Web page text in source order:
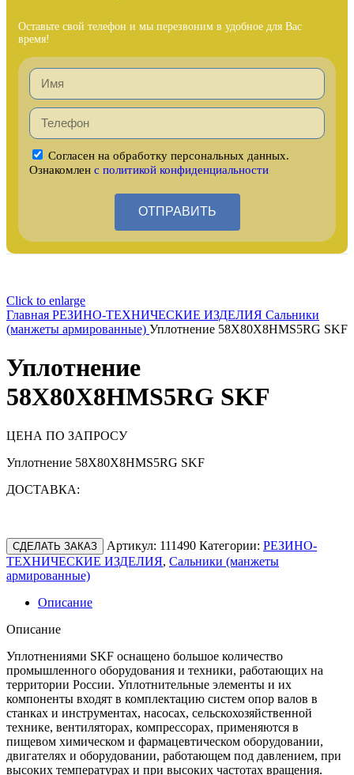
Оставьте свой телефон и мы перезвоним в удобное для Вас
время!
Согласен на обработку персональных данных.
Ознакомлен с политикой конфиденциальности
ОТПРАВИТЬ
Click to enlarge
Главная РЕЗИНО-ТЕХНИЧЕСКИЕ ИЗДЕЛИЯ Сальники
(манжеты армированные) Уплотнение 58X80X8HMS5RG SKF
Уплотнение
58X80X8HMS5RG SKF
ЦЕНА ПО ЗАПРОСУ
Уплотнение 58X80X8HMS5RG SKF
ДОСТАВКА:
СДЕЛАТЬ ЗАКАЗ Артикул: 111490 Категории: РЕЗИНО-
ТЕХНИЧЕСКИЕ ИЗДЕЛИЯ, Сальники (манжеты
армированные)
Описание
Описание
Уплотнениями SKF оснащено большое количество
промышленного оборудования и техники, работающих на
территории России. Уплотнительные элементы и их
компоненты входят в комплектацию систем опор валов в
станках и инструментах, насосах, сельскохозяйственной
технике, вентиляторах, компрессорах, применяются в
пищевом химическом и фармацевтическом оборудовании,
двигателях и оборудовании, работающем под давлением, при
высоких температурах и при высоких частотах вращения.